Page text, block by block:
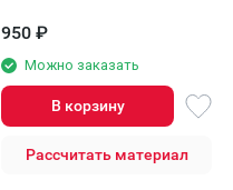
950 ₽
Можно заказать
В корзину
Рассчитать материал